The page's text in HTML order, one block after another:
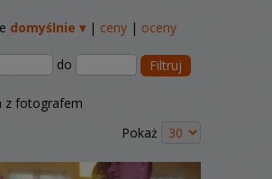
domyślnie ▾| ceny | oceny
do Filtruj
z fotografem
Pokaż